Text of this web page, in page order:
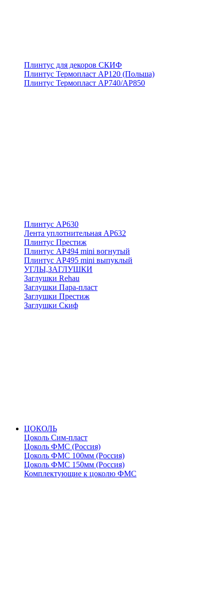
Плинтус для декоров СКИФ
Плинтус Термопласт АР120 (Польша)
Плинтус Термопласт АР740/АР850
Плинтус АР630
Лента уплотнительная АР632
Плинтус Престиж
Плинтус АР494 mini вогнутый
Плинтус АР495 mini выпуклый
УГЛЫ,ЗАГЛУШКИ
Заглушки Rehau
Заглушки Пара-пласт
Заглушки Престиж
Заглушки Скиф
ЦОКОЛЬ
Цоколь Сим-пласт
Цоколь ФМС (Россия)
Цоколь ФМС 100мм (Россия)
Цоколь ФМС 150мм (Россия)
Комплектующие к цоколю ФМС